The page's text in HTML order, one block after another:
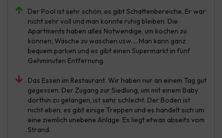
Der Pool ist sehr schön, es gibt Schattenbereiche. Er war
nicht sehr voll und man konnte ruhig bleiben. Die
Apartments haben alles Notwendige, um kochen zu
können, Wäsche zu waschen usw.... Man kann ganz
bequem parken und es gibt einen Supermarkt in fünf
Gehminuten Entfernung.
Das Essen im Restaurant. Wir haben nur an einem Tag gut
gegessen. Der Zugang zur Siedlung, um mit einem Baby
dorthin zu gelangen, ist sehr schlecht. Der Boden ist
nicht eben, es gibt einige Treppen und es handelt sich um
eine ziemlich unebene Anlage. Es liegt etwas abseits vom
Strand.